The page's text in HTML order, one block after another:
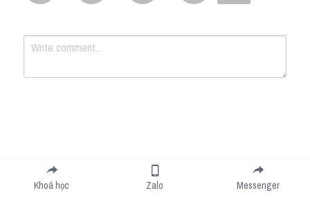
Submit
Khoá học Zalo Messenger